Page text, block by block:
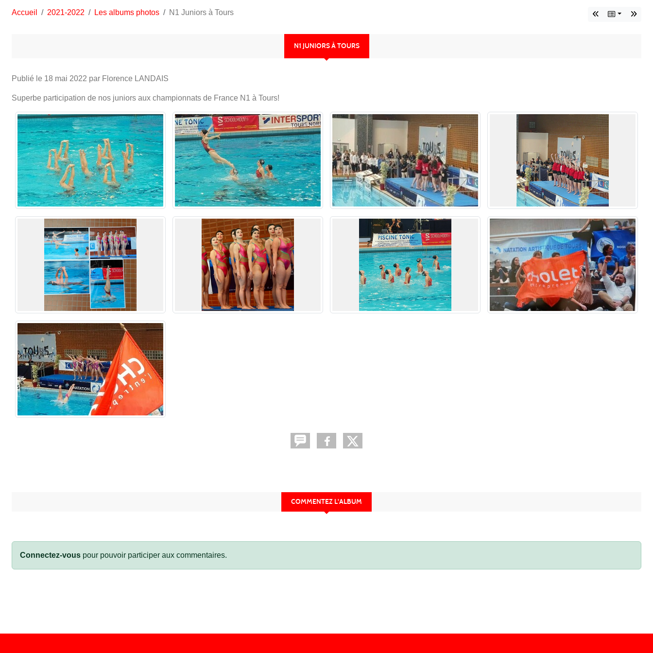
Accueil 2021-2022 Les albums photos N1 Juniors à Tours
N1 JUNIORS À TOURS
Publié le 18 mai 2022 par Florence LANDAIS
Superbe participation de nos juniors aux championnats de France N1 à Tours!
COMMENTEZ L'ALBUM
Connectez-vous pour pouvoir participer aux commentaires.